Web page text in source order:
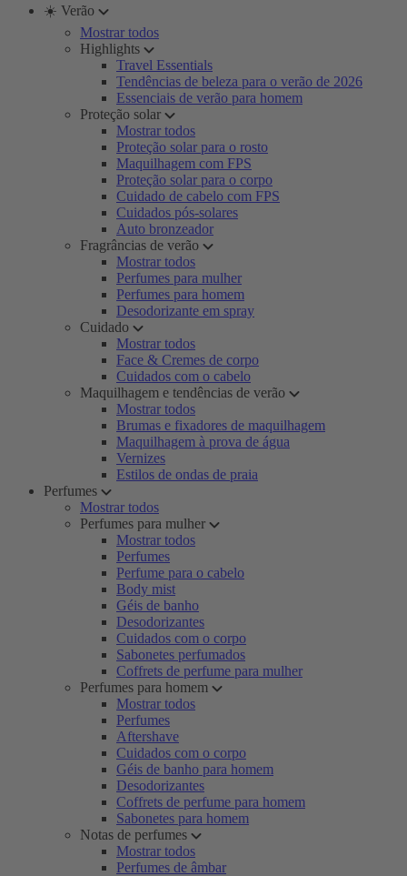
☀️ Verão
Mostrar todos
Highlights
Travel Essentials
Tendências de beleza para o verão de 2026
Essenciais de verão para homem
Proteção solar
Mostrar todos
Proteção solar para o rosto
Maquilhagem com FPS
Proteção solar para o corpo
Cuidado de cabelo com FPS
Cuidados pós-solares
Auto bronzeador
Fragrâncias de verão
Mostrar todos
Perfumes para mulher
Perfumes para homem
Desodorizante em spray
Cuidado
Mostrar todos
Face & Cremes de corpo
Cuidados com o cabelo
Maquilhagem e tendências de verão
Mostrar todos
Brumas e fixadores de maquilhagem
Maquilhagem à prova de água
Vernizes
Estilos de ondas de praia
Perfumes
Mostrar todos
Perfumes para mulher
Mostrar todos
Perfumes
Perfume para o cabelo
Body mist
Géis de banho
Desodorizantes
Cuidados com o corpo
Sabonetes perfumados
Coffrets de perfume para mulher
Perfumes para homem
Mostrar todos
Perfumes
Aftershave
Cuidados com o corpo
Géis de banho para homem
Desodorizantes
Coffrets de perfume para homem
Sabonetes para homem
Notas de perfumes
Mostrar todos
Perfumes de âmbar